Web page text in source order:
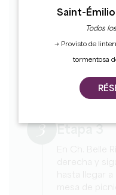
Etapa 2
En el cruce,
aves
indicaciones
3 Etapa 3
Saint-
Todos
→ Provisto de
tormentosa